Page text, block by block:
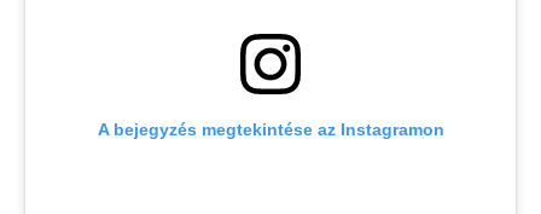
A bejegyzés megtekintése az Instagramon